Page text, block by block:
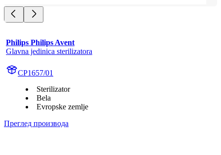
Philips Philips Avent
Glavna jedinica sterilizatora
CP1657/01
Sterilizator
Bela
Evropske zemlje
Преглед производа